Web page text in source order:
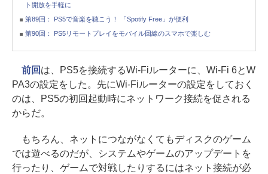
ト開放を手軽に
第89回： PS5で音楽を聴こう！ 「Spotify Free」が便利
第90回： PS5リモートプレイをモバイル回線のスマホで楽しむ
前回 は、PS5を接続するWi-Fiルーターに、Wi-Fi 6とW
PA3の設定をした。先にWi-Fiルーターの設定をしておく
のは、PS5の初回起動時にネットワーク接続を促される
からだ。
もちろん、ネットにつながなくてもディスクのゲーム
では遊べるのだが、システムやゲームのアップデートを
行ったり、ゲームで対戦したりするにはネット接続が必